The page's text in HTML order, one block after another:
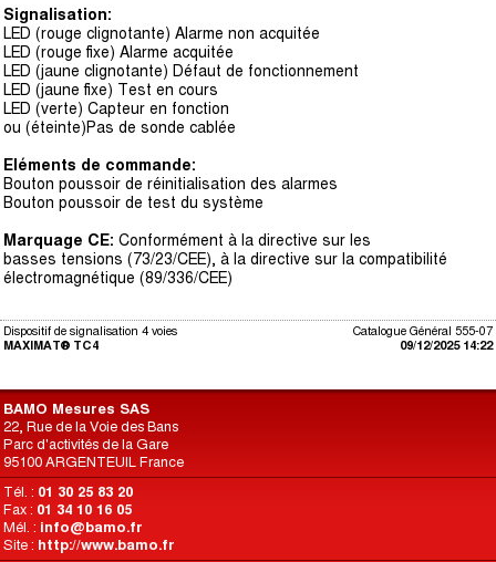
Signalisation:
LED (rouge clignotante) Alarme non acquitée
LED (rouge fixe) Alarme acquitée
LED (jaune clignotante) Défaut de fonctionnement
LED (jaune fixe) Test en cours
LED (verte) Capteur en fonction
ou (éteinte)Pas de sonde cablée
Eléments de commande:
Bouton poussoir de réinitialisation des alarmes
Bouton poussoir de test du système
Marquage CE: Conformément à la directive sur les
basses tensions (73/23/CEE), à la directive sur la compatibilité
électromagnétique (89/336/CEE)
Catalogue Général 555-07
09/12/2025 14:22
Dispositif de signalisation 4 voies
MAXIMAT® TC4
BAMO Mesures SAS
22, Rue de la Voie des Bans
Parc d'activités de la Gare
95100 ARGENTEUIL France
Tél. : 01 30 25 83 20
Fax : 01 34 10 16 05
Mél. : info@bamo.fr
Site : http://www.bamo.fr